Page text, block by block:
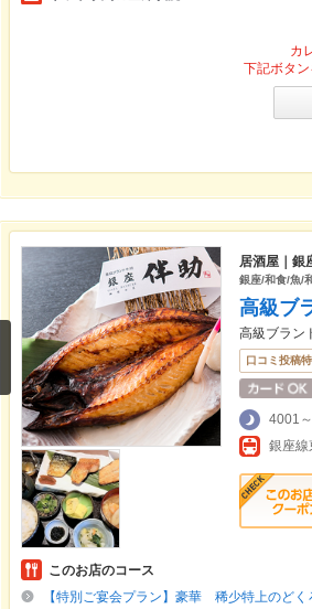
カ
下記ボタン
居酒屋｜銀
銀座/和食/魚/
高級ブ
高級ブラン
口コミ投稿
4001
このお店のコース
【特別ご宴会プラン】豪華 稀少特上のど